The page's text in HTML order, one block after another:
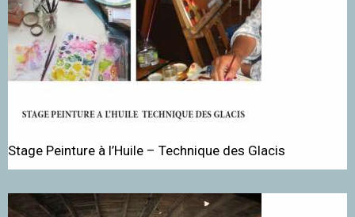
Stage Peinture à l’Huile – Technique des Glacis